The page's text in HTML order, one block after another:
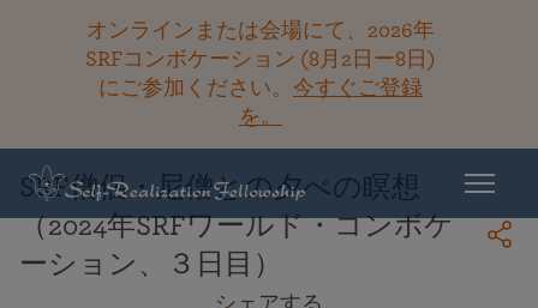
オンラインまたは会場にて、2026年
SRFコンボケーション (8月2日ー8日)
にご参加ください。 今すぐご登録
を。
ライブラリーに戻る
SRF僧侶・尼僧との夕べの瞑想
（2024年SRFワールド・コンボケ
ーション、３日目）